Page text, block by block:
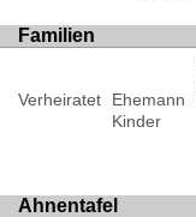
Familien
Verheiratet
Ehemann
Kinder
Ahnentafel